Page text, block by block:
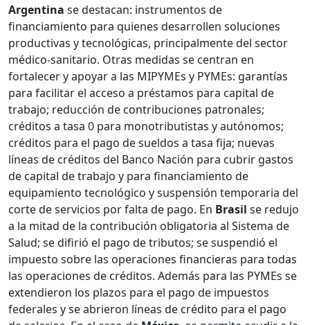
Argentina se destacan: instrumentos de
financiamiento para quienes desarrollen soluciones
productivas y tecnológicas, principalmente del sector
médico-sanitario. Otras medidas se centran en
fortalecer y apoyar a las MIPYMEs y PYMEs: garantías
para facilitar el acceso a préstamos para capital de
trabajo; reducción de contribuciones patronales;
créditos a tasa 0 para monotributistas y autónomos;
créditos para el pago de sueldos a tasa fija; nuevas
líneas de créditos del Banco Nación para cubrir gastos
de capital de trabajo y para financiamiento de
equipamiento tecnológico y suspensión temporaria del
corte de servicios por falta de pago. En Brasil se redujo
a la mitad de la contribución obligatoria al Sistema de
Salud; se difirió el pago de tributos; se suspendió el
impuesto sobre las operaciones financieras para todas
las operaciones de créditos. Además para las PYMEs se
extendieron los plazos para el pago de impuestos
federales y se abrieron líneas de crédito para el pago